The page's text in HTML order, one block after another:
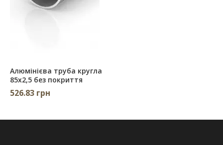
Алюмінієва труба кругла
85х2,5 без покриття
526.83 грн